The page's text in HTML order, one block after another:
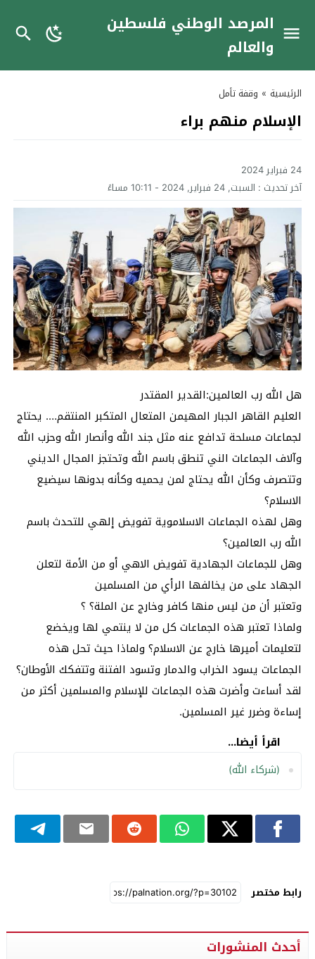
المرصد الوطني فلسطين
والعالم
الرئيسية » وقفة تأمل
الإسلام منهم براء
24 فبراير 2024
آخر تحديث : السبت, 24 فبراير, 2024 - 10:11 مساءً
هل الله رب العالمين:القدير المقتدر
العليم القاهر الجبار المهيمن المتعال المتكبر المنتقم…. يحتاج
لجماعات مسلحة تدافع عنه مثل جند الله وأنصار الله وحزب الله
وآلاف الجماعات الني تنطق باسم الله وتحتجز المجال الديني
وتتصرف وكأن الله يحتاج لمن يحميه وكأنه بدونها سيضيع
الاسلام؟
وهل لهذه الجماعات الاسلاموية تفويض إلهي للتحدث باسم
الله رب العالمين؟
وهل للجماعات الجهادية تفويض الاهي أو من الأمة لتعلن
الجهاد على من يخالفها الرأي من المسلمين
وتعتبر أن من ليس منها كافر وخارج عن الملة؟ ؟
ولماذا تعتبر هذه الجماعات كل من لا ينتمي لها ويخضع
لتعليمات أميرها خارج عن الاسلام؟ ولماذا حيث تحل هذه
الجماعات يسود الخراب والدمار وتسود الفتنة وتتفكك الأوطان؟
لقد أساءت وأضرت هذه الجماعات للإسلام والمسلمين أكثر من
إساءة وضرر غير المسلمين.
اقرأ أيضا...
(شركاء الله)
رابط مختصر
أحدث المنشورات